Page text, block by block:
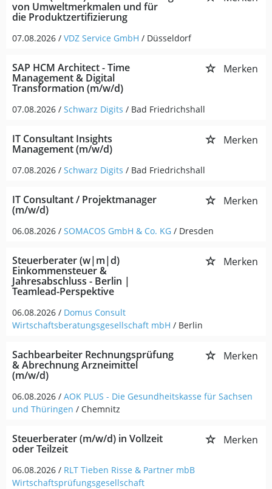
von Umweltmerkmalen und für
die Produktzertifizierung
07.08.2026 / VDZ Service GmbH / Düsseldorf
SAP HCM Architect - Time
Management & Digital
Transformation (m/w/d)
Merken
07.08.2026 / Schwarz Digits / Bad Friedrichshall
IT Consultant Insights
Management (m/w/d)
Merken
07.08.2026 / Schwarz Digits / Bad Friedrichshall
IT Consultant / Projektmanager
(m/w/d)
Merken
06.08.2026 / SOMACOS GmbH & Co. KG / Dresden
Steuerberater (w|m|d)
Einkommensteuer &
Jahresabschluss - Berlin |
Teamlead-Perspektive
Merken
06.08.2026 / Domus Consult
Wirtschaftsberatungsgesellschaft mbH / Berlin
Sachbearbeiter Rechnungsprüfung
& Abrechnung Arzneimittel
(m/w/d)
Merken
06.08.2026 / AOK PLUS - Die Gesundheitskasse für Sachsen
und Thüringen / Chemnitz
Steuerberater (m/w/d) in Vollzeit
oder Teilzeit
Merken
06.08.2026 / RLT Tieben Risse & Partner mbB
Wirtschaftsprüfungsgesellschaft